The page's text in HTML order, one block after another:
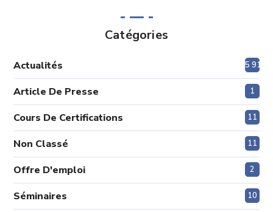
Catégories
Actualités 5 915
Article De Presse 1
Cours De Certifications 11
Non Classé 11
Offre D'emploi 2
Séminaires 10